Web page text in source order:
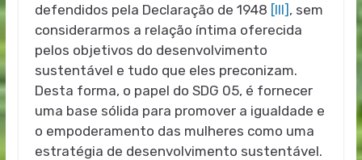
defendidos pela Declaração de 1948 [III] , sem
considerarmos a relação íntima oferecida
pelos objetivos do desenvolvimento
sustentável e tudo que eles preconizam.
Desta forma, o papel do SDG 05, é fornecer
uma base sólida para promover a igualdade e
o empoderamento das mulheres como uma
estratégia de desenvolvimento sustentável.